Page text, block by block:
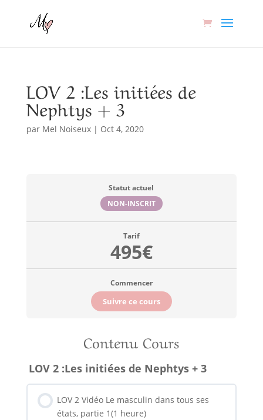
LOV 2 :Les initiées de
Nephtys + 3
par Mel Noiseux| Oct 4, 2020
Statut actuel
NON-INSCRIT
Tarif
495€
Commencer
Suivre ce cours
Contenu Cours
LOV 2 :Les initiées de Nephtys + 3
LOV 2 Vidéo Le masculin dans tous ses
états, partie 1(1 heure)